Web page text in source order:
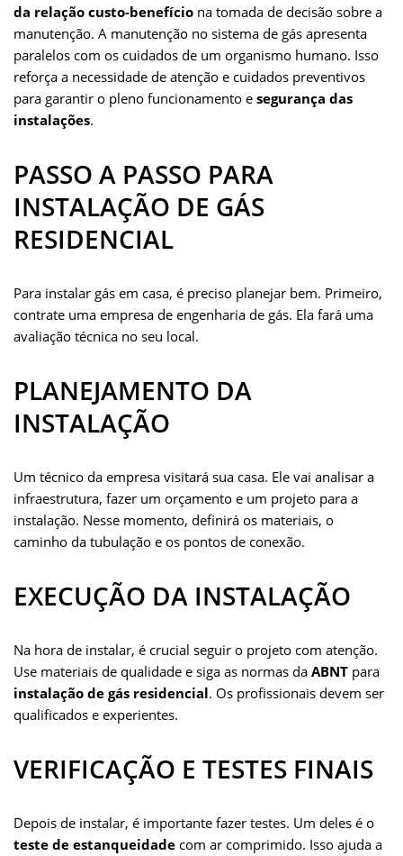
da relação custo-benefício na tomada de decisão sobre a
manutenção. A manutenção no sistema de gás apresenta
paralelos com os cuidados de um organismo humano. Isso
reforça a necessidade de atenção e cuidados preventivos
para garantir o pleno funcionamento e segurança das
instalações.
PASSO A PASSO PARA
INSTALAÇÃO DE GÁS
RESIDENCIAL
Para instalar gás em casa, é preciso planejar bem. Primeiro,
contrate uma empresa de engenharia de gás. Ela fará uma
avaliação técnica no seu local.
PLANEJAMENTO DA
INSTALAÇÃO
Um técnico da empresa visitará sua casa. Ele vai analisar a
infraestrutura, fazer um orçamento e um projeto para a
instalação. Nesse momento, definirá os materiais, o
caminho da tubulação e os pontos de conexão.
EXECUÇÃO DA INSTALAÇÃO
Na hora de instalar, é crucial seguir o projeto com atenção.
Use materiais de qualidade e siga as normas da ABNT para
instalação de gás residencial. Os profissionais devem ser
qualificados e experientes.
VERIFICAÇÃO E TESTES FINAIS
Depois de instalar, é importante fazer testes. Um deles é o
teste de estanqueidade com ar comprimido. Isso ajuda a